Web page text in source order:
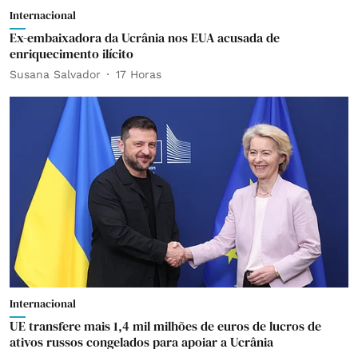
Internacional
Ex-embaixadora da Ucrânia nos EUA acusada de
enriquecimento ilícito
Susana Salvador 17 Horas
Internacional
UE transfere mais 1,4 mil milhões de euros de lucros de
ativos russos congelados para apoiar a Ucrânia